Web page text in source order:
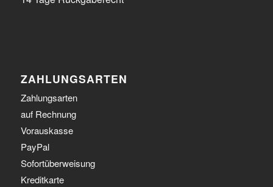
ZAHLUNGSARTEN
Zahlungsarten
auf Rechnung
Vorauskasse
PayPal
Sofortüberweisung
Kreditkarte